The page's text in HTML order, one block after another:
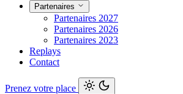
Partenaires
Partenaires 2027
Partenaires 2026
Partenaires 2023
Replays
Contact
Prenez votre place